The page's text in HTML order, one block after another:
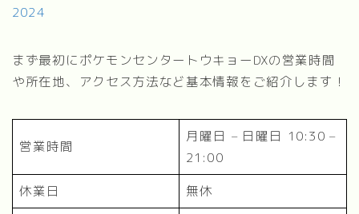
2024
まず最初にポケモンセンタートウキョーDXの営業時間
や所在地、アクセス方法など基本情報をご紹介します！
営業時間
月曜日 – 日曜日 10:30 –
21:00
休業日
無休